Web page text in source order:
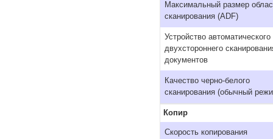
Максимальный размер
сканирования (ADF)
Устройство автоматического
двухстороннего
документов
Качество черно-белого
сканирования (обычный
Копир
Скорость копирования